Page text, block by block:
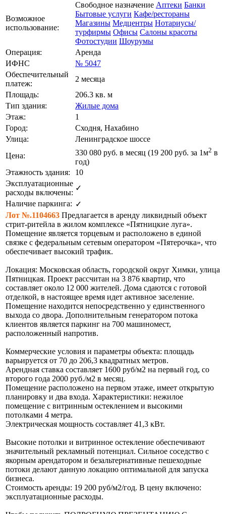
Возможное
использование:
Свободное назначение Аптеки Банки
Бытовые услуги Кафе/рестораны
Магазины Медцентры Нотариусы/
турфирмы Офисы Салоны красоты
Фотостудии Шоурумы
Операция:
Аренда
ИФНС
№ 5047
Обеспечительный
платеж:
2 месяца
Площадь:
206.3 кв. м
Тип здания:
Жилые дома
Этаж:
1
Город:
Сходня, Нахабино
Улица:
Ленинградское шоссе
Цена:
330 080 руб. в месяц (19 200 руб. за 1м2 в
год)
Этажность здания:
10
Эксплуатационные
расходы включены:
✓
Наличие паркинга: ✓
Лот №.1104663 Предлагается в аренду ликвидный объект
стрит-ритейла в жилом комплексе «Пятницкие луга».
Помещение является торцевым и расположено в единой
связке с федеральным сетевым оператором «Пятерочка», что
обеспечивает высокий трафик.
Локация: Московская область, городской округ Химки, улица
Пятницкая. Проект рассчитан на 3 876 квартир, что
составляет около 12 000 жителей. Дома сдаются с готовой
отделкой, в настоящее время идет активное заселение.
Помещение находится непосредственно у единственного
выхода со двора. Дополнительным генератором потока
клиентов является паркинг на 700 машиномест,
расположенный напротив.
Коммерческие условия и параметры объекта: площадь
варьируется от 70 до 206,3 квадратных метров.
Арендная ставка составляет 1600 руб/м2 на первый год, со
второго года 2000 руб./м2 в месяц.
Помещение расположено на первом этаже, имеет открытую
планировку и два входа. Характеристики: нежилое
помещение с витринным остеклением и высокими
потолками 4 метра.
Электрическая мощность составляет 41,3 кВт.
Высокие потолки и витринное остекление обеспечивают
значительный рекламный потенциал. Сильное соседство с
якорным арендатором и безальтернативные пешеходные
потоки делают данную локацию оптимальной для запуска
бизнеса.
Стоимость аренды: 19 200 руб/м2/год. В цену включено:
эксплуатационные расходы.